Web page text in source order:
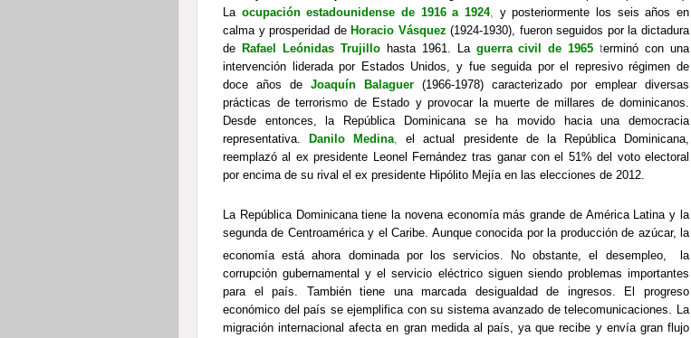
La ocupación estadounidense de 1916 a 1924, y posteriormente los seis años en
calma y prosperidad de Horacio Vásquez (1924-1930), fueron seguidos por la dictadura
de Rafael Leónidas Trujillo hasta 1961. La guerra civil de 1965 terminó con una
intervención liderada por Estados Unidos, y fue seguida por el represivo régimen de
doce años de Joaquín Balaguer (1966-1978) caracterizado por emplear diversas
prácticas de terrorismo de Estado y provocar la muerte de millares de dominicanos.
Desde entonces, la República Dominicana se ha movido hacia una
democracia
representativa.
Danilo Medina,el actual presidente de la República Dominicana,
reemplazó al ex presidente Leonel Fernández tras ganar con el 51% del voto electoral
por encima de su rival el ex presidente Hipólito Mejía en las elecciones de 2012.
La República Dominicana tiene la novena economía más grande de América Latina y la
segunda de Centroamérica y el Caribe. Aunque conocida por la producción de azúcar, la
economía está ahora dominada por los servicios. No obstante, el desempleo,
la
corrupción gubernamental y el servicio eléctrico siguen siendo problemas importantes
para el país. También tiene una marcada desigualdad de ingresos. El progreso
económico del país se ejemplifica con su sistema avanzado de telecomunicaciones. La
migración internacional afecta en gran medida al país, ya que recibe y envía gran flujo